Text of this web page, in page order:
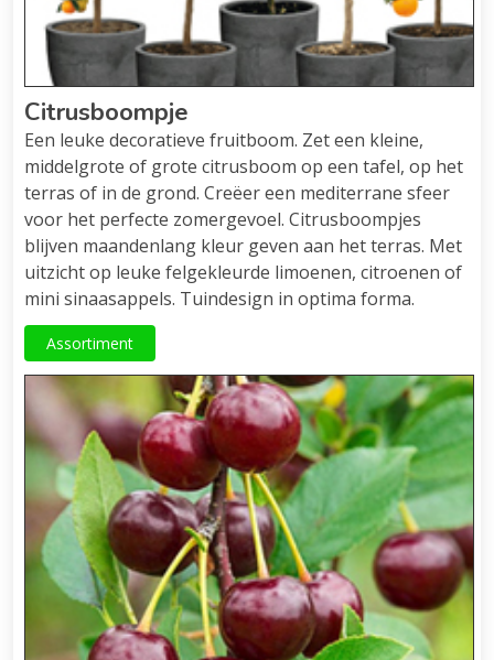
Citrusboompje
Een leuke decoratieve fruitboom. Zet een kleine,
middelgrote of grote citrusboom op een tafel, op het
terras of in de grond. Creëer een mediterrane sfeer
voor het perfecte zomergevoel. Citrusboompjes
blijven maandenlang kleur geven aan het terras. Met
uitzicht op leuke felgekleurde limoenen, citroenen of
mini sinaasappels. Tuindesign in optima forma.
Assortiment